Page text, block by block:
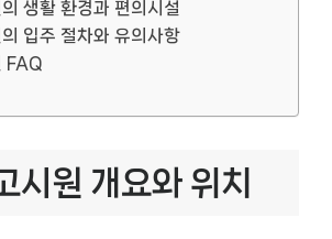
생활 환경과 편의시설
입주 절차와 유의사항
FAQ
시원 개요와 위치